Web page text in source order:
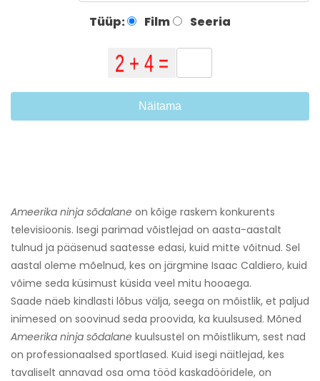
Tüüp: Film Seeria
Näitama
Ameerika ninja sõdalane on kõige raskem konkurents
televisioonis. Isegi parimad võistlejad on aasta-aastalt
tulnud ja pääsenud saatesse edasi, kuid mitte võitnud. Sel
aastal oleme mõelnud, kes on järgmine Isaac Caldiero, kuid
võime seda küsimust küsida veel mitu hooaega.
Saade näeb kindlasti lõbus välja, seega on mõistlik, et paljud
inimesed on soovinud seda proovida, ka kuulsused. Mõned
Ameerika ninja sõdalane kuulsustel on mõistlikum, sest nad
on professionaalsed sportlased. Kuid isegi näitlejad, kes
tavaliselt annavad osa oma tööd kaskadööridele, on